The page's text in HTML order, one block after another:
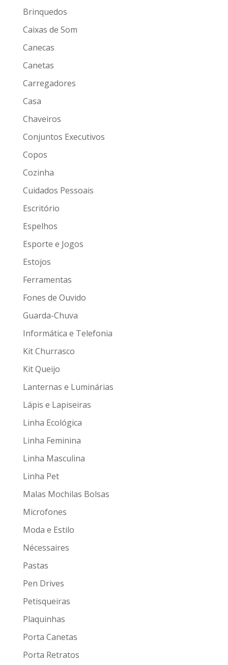
Brinquedos
Caixas de Som
Canecas
Canetas
Carregadores
Casa
Chaveiros
Conjuntos Executivos
Copos
Cozinha
Cuidados Pessoais
Escritório
Espelhos
Esporte e Jogos
Estojos
Ferramentas
Fones de Ouvido
Guarda-Chuva
Informática e Telefonia
Kit Churrasco
Kit Queijo
Lanternas e Luminárias
Lápis e Lapiseiras
Linha Ecológica
Linha Feminina
Linha Masculina
Linha Pet
Malas Mochilas Bolsas
Microfones
Moda e Estilo
Nécessaires
Pastas
Pen Drives
Petisqueiras
Plaquinhas
Porta Canetas
Porta Retratos